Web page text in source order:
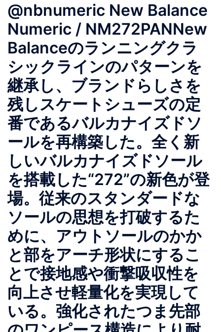
@nbnumeric New Balance
Numeric / NM272PANNew
Balanceのランニングクラ
シックラインのパターンを
継承し、ブランドらしさを
残しスケートシューズの定
番であるバルカナイズドソ
ールを再構築した。全く新
しいバルカナイズドソール
を搭載した“272”の新色が登
場。従来のスタンダードな
ソールの思想を打破するた
めに、アウトソールのかか
と部をアーチ形状にするこ
とで接地感や衝撃吸収性を
向上させ軽量化を実現して
いる。強化されたつま先部